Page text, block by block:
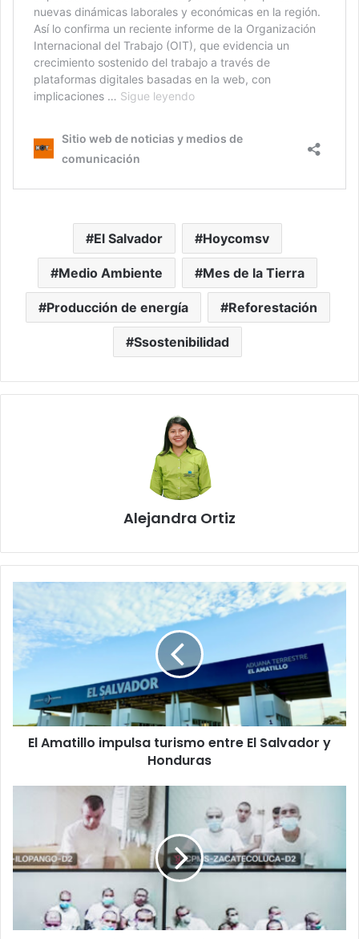
El Salvador Hoycomsv
Medio Ambiente Mes de la Tierra
Producción de energía Reforestación
Ssostenibilidad
Alejandra Ortiz
Amatillo
impulsa
turismo
entre
El
Salvador
Honduras
El Amatillo impulsa turismo entre El Salvador y
Honduras
la
clica
MS